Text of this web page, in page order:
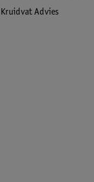
Kruidvat Advies